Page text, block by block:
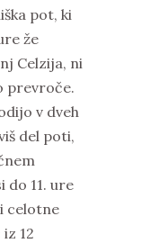
pot, ki
že
Celzija, ni
prevroče.
v dveh
del poti,
do 11. ure
celotne
12